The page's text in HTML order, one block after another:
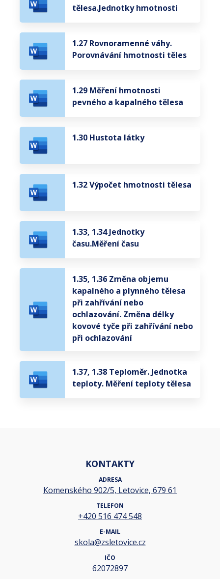
tělesa.Jednotky hmotnosti
1.27 Rovnoramenné váhy.
Porovnávání hmotnosti těles
1.29 Měření hmotnosti
pevného a kapalného tělesa
1.30 Hustota látky
1.32 Výpočet hmotnosti tělesa
1.33, 1.34 Jednotky
času.Měření času
1.35, 1.36 Změna objemu
kapalného a plynného tělesa
při zahřívání nebo
ochlazování. Změna délky
kovové tyče při zahřívání nebo
při ochlazování
1.37, 1.38 Teploměr. Jednotka
teploty. Měření teploty tělesa
KONTAKTY
ADRESA
Komenského 902/5, Letovice, 679 61
TELEFON
+420 516 474 548
E-MAIL
skola@zsletovice.cz
IČO
62072897